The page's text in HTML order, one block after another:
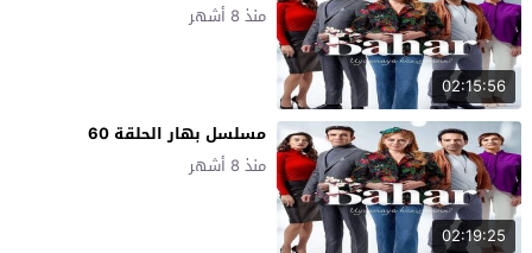
02:15:56
منذ 8 أشهر
02:19:25
مسلسل بهار الحلقة 60
منذ 8 أشهر